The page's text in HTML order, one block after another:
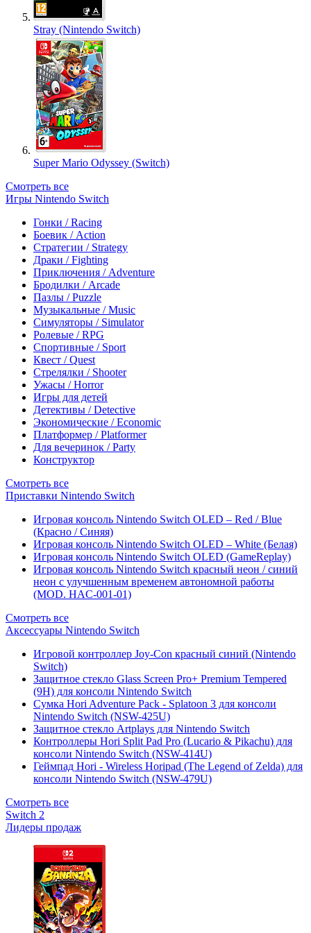
Stray (Nintendo Switch)
Super Mario Odyssey (Switch)
Смотреть все
Игры Nintendo Switch
Гонки / Racing
Боевик / Action
Стратегии / Strategy
Драки / Fighting
Приключения / Adventure
Бродилки / Arcade
Пазлы / Puzzle
Музыкальные / Music
Симуляторы / Simulator
Ролевые / RPG
Спортивные / Sport
Квест / Quest
Стрелялки / Shooter
Ужасы / Horror
Игры для детей
Детективы / Detective
Экономические / Economic
Платформер / Platformer
Для вечеринок / Party
Конструктор
Смотреть все
Приставки Nintendo Switch
Игровая консоль Nintendo Switch OLED – Red / Blue
(Красно / Синяя)
Игровая консоль Nintendo Switch OLED – White (Белая)
Игровая консоль Nintendo Switch OLED (GameReplay)
Игровая консоль Nintendo Switch красный неон / синий
неон с улучшенным временем автономной работы
(MOD. HAC-001-01)
Смотреть все
Аксессуары Nintendo Switch
Игровой контроллер Joy-Con красный синий (Nintendo
Switch)
Защитное стекло Glass Screen Pro+ Premium Tempered
(9H) для консоли Nintendo Switch
Сумка Hori Adventure Pack - Splatoon 3 для консоли
Nintendo Switch (NSW-425U)
Защитное стекло Artplays для Nintendo Switch
Контроллеры Hori Split Pad Pro (Lucario & Pikachu) для
консоли Nintendo Switch (NSW-414U)
Геймпад Hori - Wireless Horipad (The Legend of Zelda) для
консоли Nintendo Switch (NSW-479U)
Смотреть все
Switch 2
Лидеры продаж